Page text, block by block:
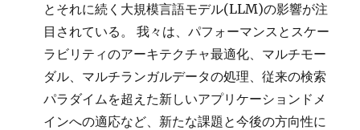
とそれに続く大規模言語モデル(LLM)の影響が注
目されている。 我々は、パフォーマンスとスケー
ラビリティのアーキテクチャ最適化、マルチモー
ダル、マルチランガルデータの処理、従来の検索
パラダイムを超えた新しいアプリケーションドメ
インへの適応など、新たな課題と今後の方向性に